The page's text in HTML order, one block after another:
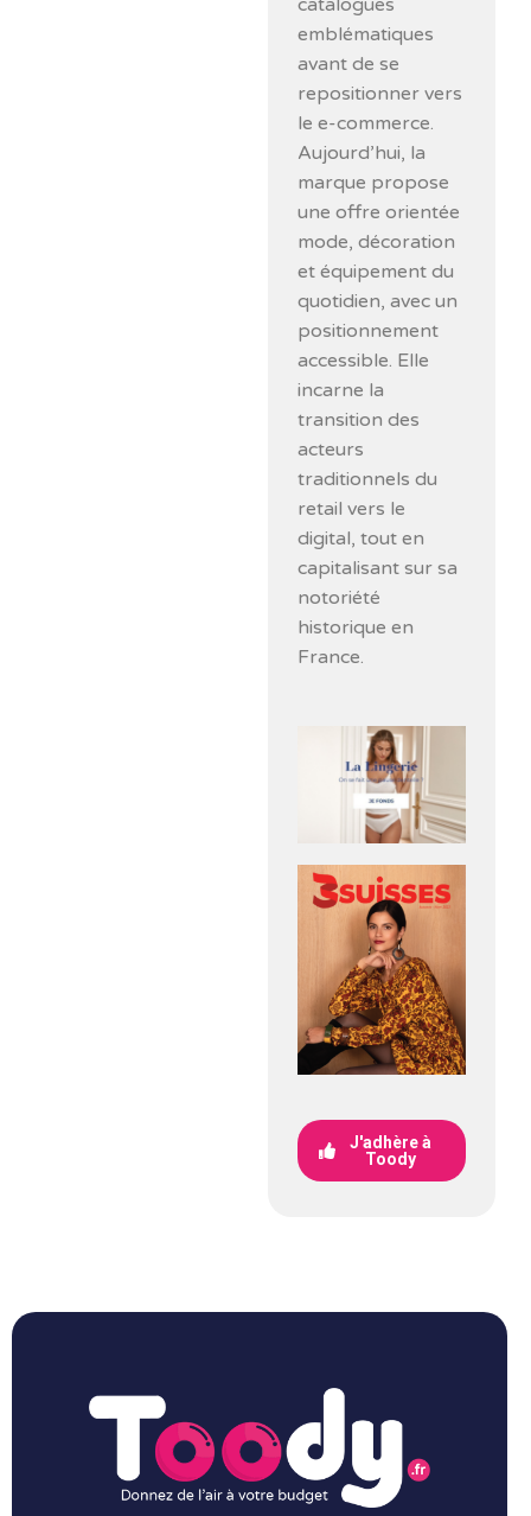
catalogues
emblématiques
avant de se
repositionner vers
le e-commerce.
Aujourd’hui, la
marque propose
une offre orientée
mode, décoration
et équipement du
quotidien, avec un
positionnement
accessible. Elle
incarne la
transition des
acteurs
traditionnels du
retail vers le
digital, tout en
capitalisant sur sa
notoriété
historique en
France.
J'adhère à
Toody